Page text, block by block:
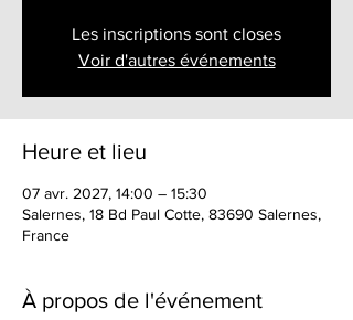
Les inscriptions sont closes
Voir d'autres événements
Heure et lieu
07 avr. 2027, 14:00 – 15:30
Salernes, 18 Bd Paul Cotte, 83690 Salernes,
France
À propos de l'événement